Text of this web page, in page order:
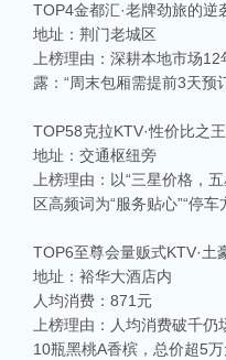
TOP4金都汇·老牌劲旅的逆
地址：荆门老城区
上榜理由：深耕本地市场
露：“周末包厢需提前3天预
TOP58克拉KTV·性价比之王
地址：交通枢纽旁
上榜理由：以“三星价格，
区高频词为“服务贴心”“停车
TOP6至尊会量贩式KTV·土
地址：裕华大酒店内
人均消费：871元
上榜理由：人均消费破千
10瓶黑桃A香槟，总价超5万